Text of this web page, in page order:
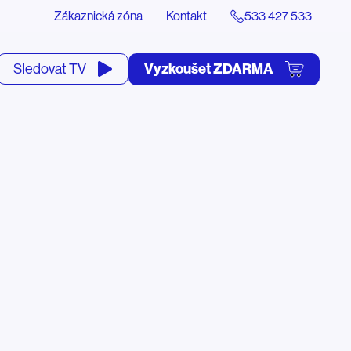
Zákaznická zóna Kontakt 533 427 533
Sledovat TV Vyzkoušet ZDARMA